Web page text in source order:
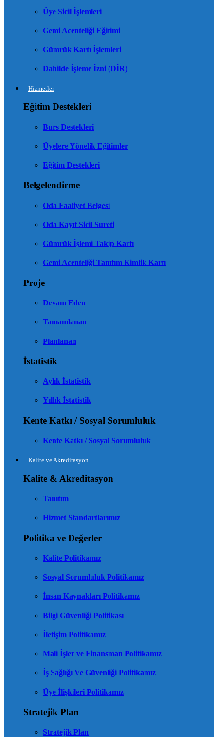
Üye Sicil İşlemleri
Gemi Acenteliği Eğitimi
Gümrük Kartı İşlemleri
Dahilde İşleme İzni (DİR)
Hizmetler
Eğitim Destekleri
Burs Destekleri
Üyelere Yönelik Eğitimler
Eğitim Destekleri
Belgelendirme
Oda Faaliyet Belgesi
Oda Kayıt Sicil Sureti
Gümrük İşlemi Takip Kartı
Gemi Acenteliği Tanıtım Kimlik Kartı
Proje
Devam Eden
Tamamlanan
Planlanan
İstatistik
Aylık İstatistik
Yıllık İstatistik
Kente Katkı / Sosyal Sorumluluk
Kente Katkı / Sosyal Sorumluluk
Kalite ve Akreditasyon
Kalite & Akreditasyon
Tanıtım
Hizmet Standartlarımız
Politika ve Değerler
Kalite Politikamız
Sosyal Sorumluluk Politikamız
İnsan Kaynakları Politikamız
Bilgi Güvenliği Politikası
İletişim Politikamız
Mali İşler ve Finansman Politikamız
İş Sağlığı Ve Güvenliği Politikamız
Üye İlişkileri Politikamız
Stratejik Plan
Stratejik Plan